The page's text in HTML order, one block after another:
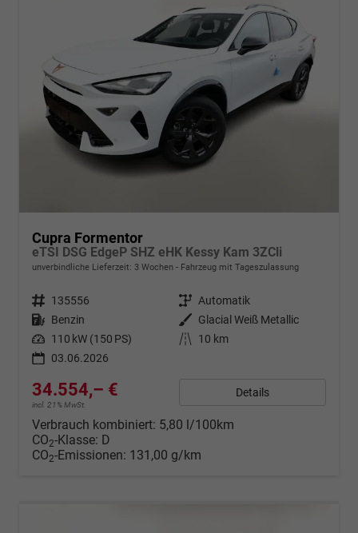
Cupra Formentor
eTSI DSG EdgeP SHZ eHK Kessy Kam 3ZCli
unverbindliche Lieferzeit: 3 Wochen Fahrzeug mit Tageszulassung
Fahrzeugnr. 135556 Getriebe Automatik
Kraftstoff Benzin Außenfarbe Glacial Weiß Metallic
Leistung 110 kW (150 PS) Kilometerstand
10 km
03.06.2026
34.554,– €
incl. 21% MwSt.
Details
Verbrauch kombiniert: 5,80 l/100km
CO2-Klasse: D
CO2-Emissionen: 131,00 g/km